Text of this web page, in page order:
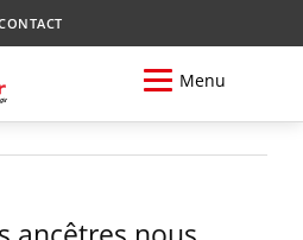
Menu